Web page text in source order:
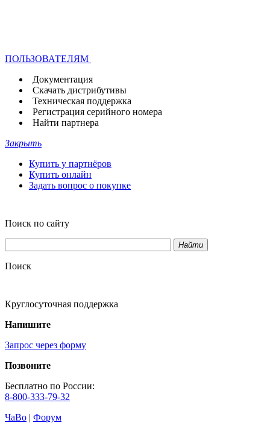
ПОЛЬЗОВАТЕЛЯМ
Документация
Скачать дистрибутивы
Техническая поддержка
Регистрация серийного номера
Найти партнера
Закрыть
Купить у партнёров
Купить онлайн
Задать вопрос о покупке
Поиск по сайту
Найти
Поиск
Круглосуточная поддержка
Напишите
Запрос через форму
Позвоните
Бесплатно по России:
8-800-333-79-32
ЧаВо | Форум